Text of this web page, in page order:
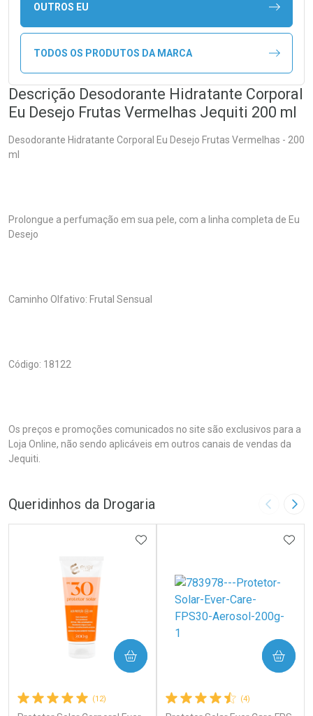
OUTROS EU
TODOS OS PRODUTOS DA MARCA
Descrição Desodorante Hidratante Corporal
Eu Desejo Frutas Vermelhas Jequiti 200 ml
Desodorante Hidratante Corporal Eu Desejo Frutas Vermelhas - 200
ml
Prolongue a perfumação em sua pele, com a linha completa de Eu
Desejo
Caminho Olfativo: Frutal Sensual
Código: 18122
Os preços e promoções comunicados no site são exclusivos para a
Loja Online, não sendo aplicáveis em outros canais de vendas da
Jequiti.
Queridinhos da Drogaria Imagem
(12)
ADICIONAR AOS FAVORITOS
COMPRAR
(4)
COMPRAR